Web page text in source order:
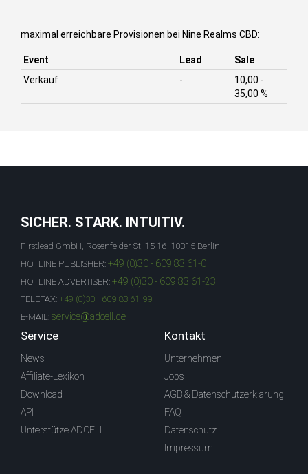
maximal erreichbare Provisionen bei Nine Realms CBD:
Event Lead
Sale
Verkauf
-
10,00 -
35,00 %
SICHER. STARK. INTUITIV.
Firstlead GmbH, Rosenfelder St. 15-16, 10315 Berlin
HOTLINE PUBLISHER: +49 (0)30 - 609 83 61-0
HOTLINE ADVERTISER: +49 (0)30 - 609 83 61-23
TELEFAX: +49 (0)30 - 609 83 61-99
E-MAIL: service@adcell.de
Service
News
Affiliate-Lexikon
Download
API
Unterstütze ADCELL
Kontakt
Unternehmen
Jobs
AGB & Datenschutzerklärung
FAQ
Datenschutz
Impressum